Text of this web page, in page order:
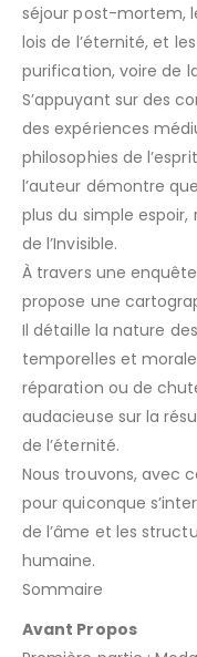
séjour post-mortem,
lois de l’éternité, et
purification, voire de
S’appuyant sur des
des expériences
philosophies de
l’auteur démontre
plus du simple
de l’Invisible.
À travers une
propose une
Il détaille la nature
temporelles et
réparation ou de
audacieuse sur la
de l’éternité.
Nous trouvons, avec
pour quiconque
de l’âme et les
humaine.
Sommaire
Avant Propos